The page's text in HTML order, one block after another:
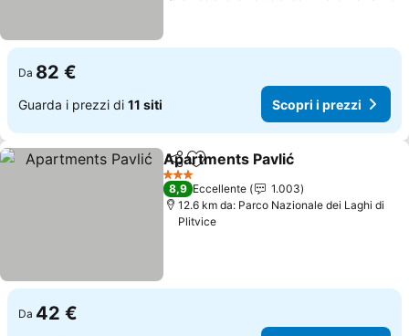
Da 82 €
Guarda i prezzi di 11 siti Scopri i prezzi
CondividiAggiungi ai preferiti
Apartments Pavlić
3 Stelle
8,9 Eccellente
1.003
12.6 km da: Parco Nazionale dei Laghi di
Plitvice
Da 42 €